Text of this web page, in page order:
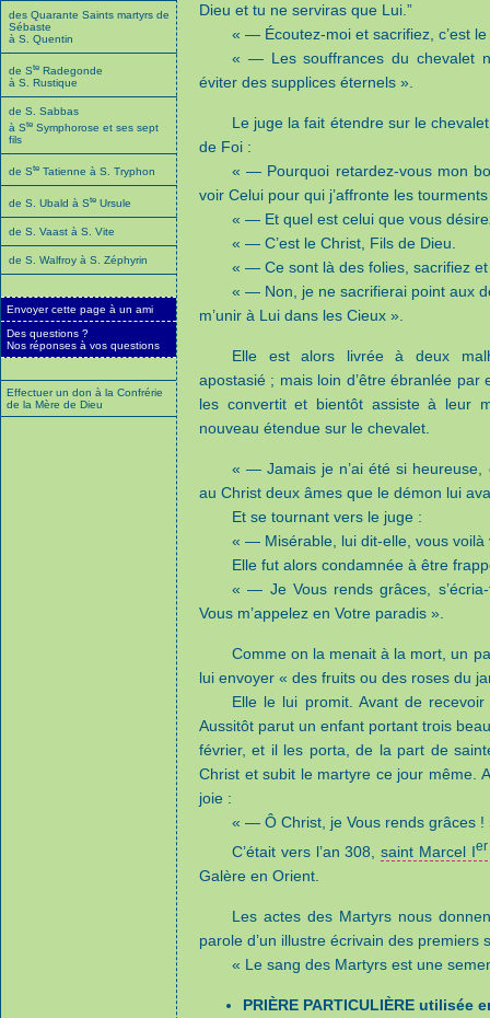
des Quarante Saints martyrs de
Sébaste
à S. Quentin
de Ste Radegonde
à S. Rustique
de S. Sabbas
à Ste Symphorose et ses sept
fils
de Ste Tatienne à S. Tryphon
de S. Ubald à Ste Ursule
de S. Vaast à S. Vite
de S. Walfroy à S. Zéphyrin
Envoyer cette page à un ami
Des questions ?
Nos réponses à vos questions
Effectuer un don à la Confrérie
de la Mère de Dieu
Dieu et tu ne serviras que Lui.”
« — Écoutez-moi et sacrifiez, c’est
« — Les souffrances du chevalet
éviter des supplices éternels ».
Le juge la fait étendre sur le
de Foi :
« — Pourquoi retardez-vous mon
voir Celui pour qui j’affronte les
« — Et quel est celui que vous
« — C’est le Christ, Fils de Dieu.
« — Ce sont là des folies, sacrifiez
« — Non, je ne sacrifierai point aux
m’unir à Lui dans les Cieux ».
Elle est alors livrée à deux
apostasié ; mais loin d’être ébranlée
les convertit et bientôt assiste à leur
nouveau étendue sur le chevalet.
« — Jamais je n’ai été si heureuse,
au Christ deux âmes que le démon lui
Et se tournant vers le juge :
« — Misérable, lui dit-elle, vous voilà
Elle fut alors condamnée à être
« — Je Vous rends grâces,
Vous m’appelez en Votre paradis ».
Comme on la menait à la mort, un
lui envoyer « des fruits ou des roses du
Elle le lui promit. Avant de
Aussitôt parut un enfant portant trois
février, et il les porta, de la part de
Christ et subit le martyre ce jour même.
joie :
« — Ô Christ, je Vous rends grâces !
C’était vers l’an 308, saint Marcel Ier
Galère en Orient.
Les actes des Martyrs nous
parole d’un illustre écrivain des premiers
« Le sang des Martyrs est une
PRIÈRE PARTICULIÈRE utilisée